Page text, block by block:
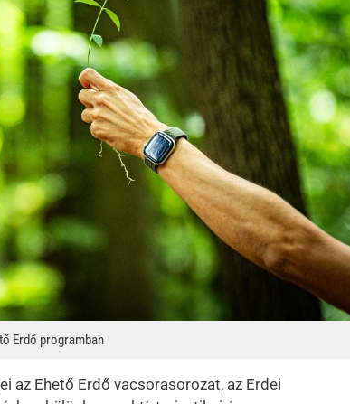
Erdő programban
az Ehető Erdő vacsorasorozat, az Erdei